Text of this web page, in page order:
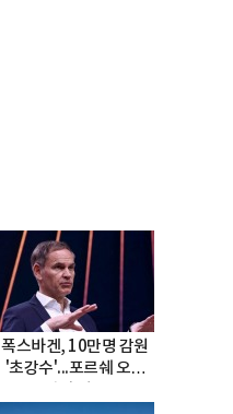
폭스바겐, 10만명 감원
'초강수'...포르쉐 오너